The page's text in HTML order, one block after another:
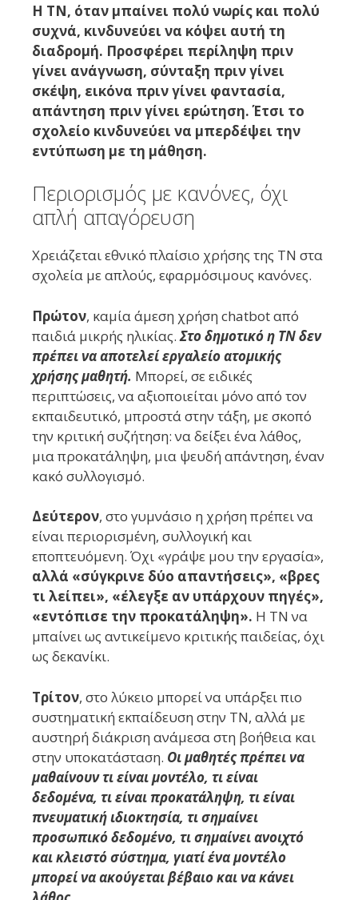
Η ΤΝ, όταν μπαίνει πολύ νωρίς και πολύ
συχνά, κινδυνεύει να κόψει αυτή τη
διαδρομή. Προσφέρει περίληψη πριν
γίνει ανάγνωση, σύνταξη πριν γίνει
σκέψη, εικόνα πριν γίνει φαντασία,
απάντηση πριν γίνει ερώτηση. Έτσι το
σχολείο κινδυνεύει να μπερδέψει την
εντύπωση με τη μάθηση.
Περιορισμός με κανόνες, όχι
απλή απαγόρευση
Χρειάζεται εθνικό πλαίσιο χρήσης της ΤΝ στα
σχολεία με απλούς, εφαρμόσιμους κανόνες.
Πρώτον, καμία άμεση χρήση chatbot από
παιδιά μικρής ηλικίας.Στο δημοτικό η ΤΝ δεν
πρέπει να αποτελεί εργαλείο ατομικής
χρήσης μαθητή. Μπορεί, σε ειδικές
περιπτώσεις, να αξιοποιείται μόνο από τον
εκπαιδευτικό, μπροστά στην τάξη, με σκοπό
την κριτική συζήτηση: να δείξει ένα λάθος,
μια προκατάληψη, μια ψευδή απάντηση, έναν
κακό συλλογισμό.
Δεύτερον, στο γυμνάσιο η χρήση πρέπει να
είναι περιορισμένη, συλλογική και
εποπτευόμενη. Όχι «γράψε μου την εργασία»,
αλλά «σύγκρινε δύο απαντήσεις», «βρες
τι λείπει», «έλεγξε αν υπάρχουν πηγές»,
«εντόπισε την προκατάληψη». Η ΤΝ να
μπαίνει ως αντικείμενο κριτικής παιδείας, όχι
ως δεκανίκι.
Τρίτον, στο λύκειο μπορεί να υπάρξει πιο
συστηματική εκπαίδευση στην ΤΝ, αλλά με
αυστηρή διάκριση ανάμεσα στη βοήθεια και
στην υποκατάσταση. Οι μαθητές πρέπει να
μαθαίνουν τι είναι μοντέλο, τι είναι
δεδομένα, τι είναι προκατάληψη, τι είναι
πνευματική ιδιοκτησία, τι σημαίνει
προσωπικό δεδομένο, τι σημαίνει ανοιχτό
και κλειστό σύστημα, γιατί ένα μοντέλο
μπορεί να ακούγεται βέβαιο και να κάνει